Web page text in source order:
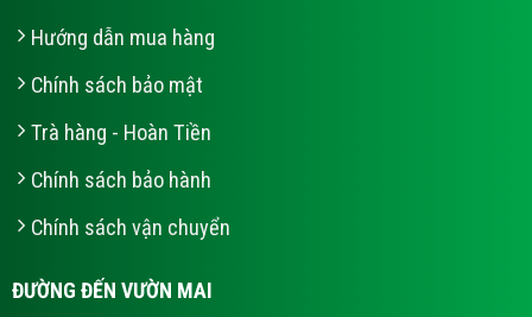
Hướng dẫn mua hàng
Chính sách bảo mật
Trà hàng - Hoàn Tiền
Chính sách bảo hành
Chính sách vận chuyển
ĐƯỜNG ĐẾN VƯỜN MAI